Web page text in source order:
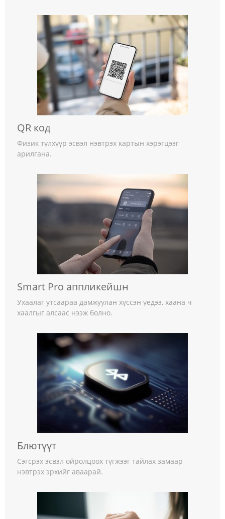
QR код
Физик түлхүүр эсвэл нэвтрэх картын хэрэгцээг
арилгана.
Smart Pro аппликейшн
Ухаалаг утсаараа дамжуулан хүссэн үедээ, хаана ч
хаалгыг алсаас нээж болно.
Блютүүт
Сэгсрэх эсвэл ойролцоох түгжээг тайлах замаар
нэвтрэх эрхийг аваарай.